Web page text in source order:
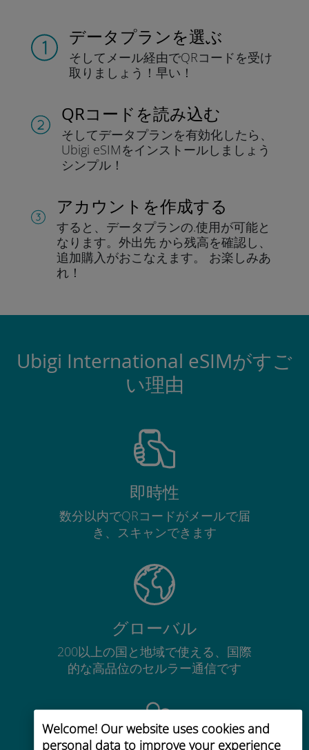
Welcome! Our website uses cookies and
personal data to improve your experience
データプランを選ぶ
そしてメール経由でQRコードを受け
取りましょう！早い！
QRコードを読み込む
そしてデータプランを有効化したら、
Ubigi eSIMをインストールしま しょう
シンプル！
アカウントを作成する
すると、データプランの.使用が可能と
なります。 外出先 から残高を確認し、
追加購入がおこなえます。
お楽しみあ
れ！
Ubigi International eSIMがすご
い理由
即時性
数分以内でQRコードがメールで届
き、スキャンできます
グローバル
200以上の国と地域で使える、国際
的な高品位のセルラー通信です